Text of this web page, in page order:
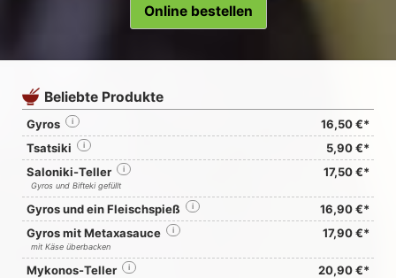
Online bestellen
Beliebte Produkte
Gyros i
16,50 €*
Tsatsiki
i
5,90 €*
Saloniki-Teller
i 17,50 €*
Gyros und Bifteki gefüllt
Gyros und ein Fleischspieß i
16,90 €*
Gyros mit Metaxasauce
i 17,90 €*
mit Käse überbacken
Mykonos-Teller i 20,90 €*